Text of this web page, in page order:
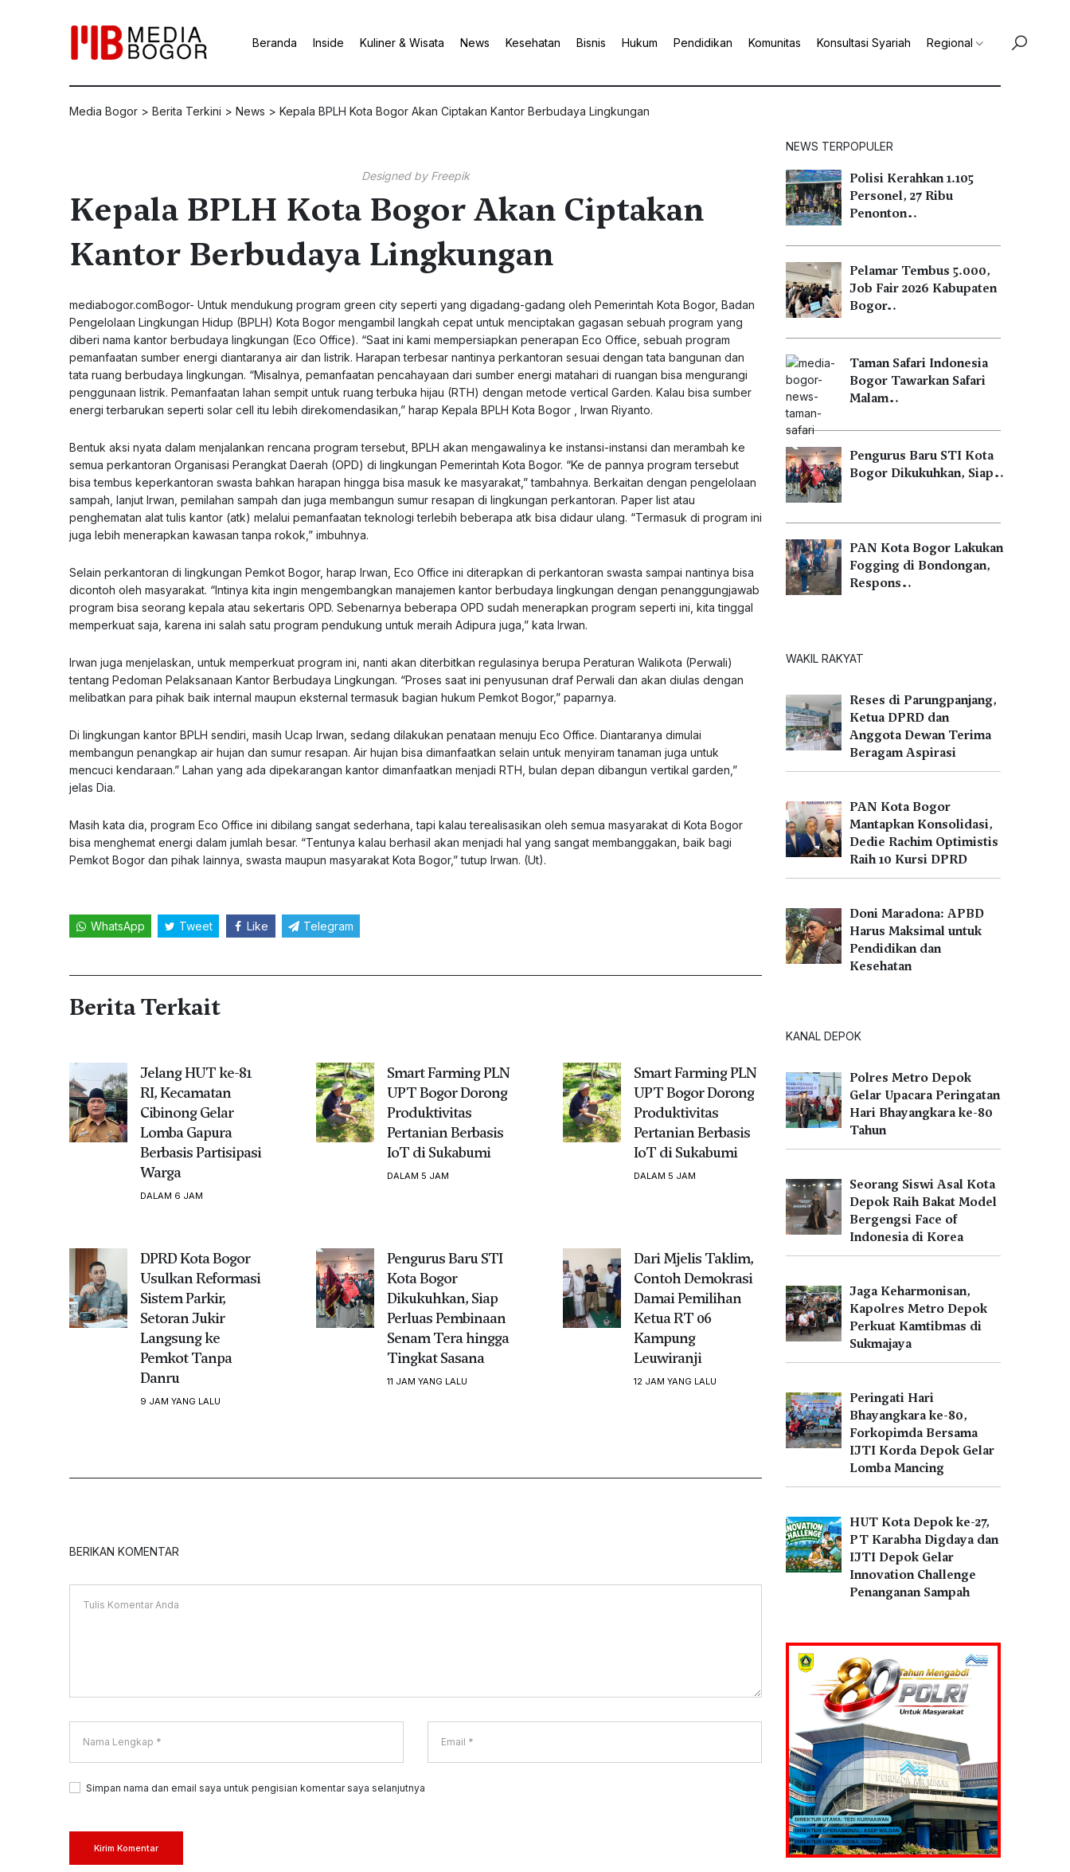
Beranda Inside Kuliner & Wisata News Kesehatan Bisnis Hukum Pendidikan Komunitas Konsultasi Syariah Regional
Media Bogor > Berita Terkini > News > Kepala BPLH Kota Bogor Akan Ciptakan Kantor Berbudaya Lingkungan
Designed by Freepik
Kepala BPLH Kota Bogor Akan Ciptakan
Kantor Berbudaya Lingkungan
mediabogor.comBogor- Untuk mendukung program green city seperti yang digadang-gadang oleh Pemerintah Kota Bogor, Badan
Pengelolaan Lingkungan Hidup (BPLH) Kota Bogor mengambil langkah cepat untuk menciptakan gagasan sebuah program yang
diberi nama kantor berbudaya lingkungan (Eco Office). “Saat ini kami mempersiapkan penerapan Eco Office, sebuah program
pemanfaatan sumber energi diantaranya air dan listrik. Harapan terbesar nantinya perkantoran sesuai dengan tata bangunan dan
tata ruang berbudaya lingkungan. “Misalnya, pemanfaatan pencahayaan dari sumber energi matahari di ruangan bisa mengurangi
penggunaan listrik. Pemanfaatan lahan sempit untuk ruang terbuka hijau (RTH) dengan metode vertical Garden. Kalau bisa sumber
energi terbarukan seperti solar cell itu lebih direkomendasikan,” harap Kepala BPLH Kota Bogor , Irwan Riyanto.
Bentuk aksi nyata dalam menjalankan rencana program tersebut, BPLH akan mengawalinya ke instansi-instansi dan merambah ke
semua perkantoran Organisasi Perangkat Daerah (OPD) di lingkungan Pemerintah Kota Bogor. “Ke de pannya program tersebut
bisa tembus keperkantoran swasta bahkan harapan hingga bisa masuk ke masyarakat,” tambahnya. Berkaitan dengan pengelolaan
sampah, lanjut Irwan, pemilahan sampah dan juga membangun sumur resapan di lingkungan perkantoran. Paper list atau
penghematan alat tulis kantor (atk) melalui pemanfaatan teknologi terlebih beberapa atk bisa didaur ulang. “Termasuk di program ini
juga lebih menerapkan kawasan tanpa rokok,” imbuhnya.
Selain perkantoran di lingkungan Pemkot Bogor, harap Irwan, Eco Office ini diterapkan di perkantoran swasta sampai nantinya bisa
dicontoh oleh masyarakat. “Intinya kita ingin mengembangkan manajemen kantor berbudaya lingkungan dengan penanggungjawab
program bisa seorang kepala atau sekertaris OPD. Sebenarnya beberapa OPD sudah menerapkan program seperti ini, kita tinggal
memperkuat saja, karena ini salah satu program pendukung untuk meraih Adipura juga,” kata Irwan.
Irwan juga menjelaskan, untuk memperkuat program ini, nanti akan diterbitkan regulasinya berupa Peraturan Walikota (Perwali)
tentang Pedoman Pelaksanaan Kantor Berbudaya Lingkungan. “Proses saat ini penyusunan draf Perwali dan akan diulas dengan
melibatkan para pihak baik internal maupun eksternal termasuk bagian hukum Pemkot Bogor,” paparnya.
Di lingkungan kantor BPLH sendiri, masih Ucap Irwan, sedang dilakukan penataan menuju Eco Office. Diantaranya dimulai
membangun penangkap air hujan dan sumur resapan. Air hujan bisa dimanfaatkan selain untuk menyiram tanaman juga untuk
mencuci kendaraan.” Lahan yang ada dipekarangan kantor dimanfaatkan menjadi RTH, bulan depan dibangun vertikal garden,”
jelas Dia.
Masih kata dia, program Eco Office ini dibilang sangat sederhana, tapi kalau terealisasikan oleh semua masyarakat di Kota Bogor
bisa menghemat energi dalam jumlah besar. “Tentunya kalau berhasil akan menjadi hal yang sangat membanggakan, baik bagi
Pemkot Bogor dan pihak lainnya, swasta maupun masyarakat Kota Bogor,” tutup Irwan. (Ut).
WhatsApp Tweet Like Telegram
Berita Terkait
Jelang HUT ke-81
RI, Kecamatan
Cibinong Gelar
Lomba Gapura
Berbasis Partisipasi
Warga
DALAM 6 JAM
Smart Farming PLN
UPT Bogor Dorong
Produktivitas
Pertanian Berbasis
IoT di Sukabumi
DALAM 5 JAM
Smart Farming PLN
UPT Bogor Dorong
Produktivitas
Pertanian Berbasis
IoT di Sukabumi
DALAM 5 JAM
DPRD Kota Bogor
Usulkan Reformasi
Sistem Parkir,
Setoran Jukir
Langsung ke
Pemkot Tanpa
Danru
9 JAM YANG LALU
Pengurus Baru STI
Kota Bogor
Dikukuhkan, Siap
Perluas Pembinaan
Senam Tera hingga
Tingkat Sasana
11 JAM YANG LALU
Dari Mjelis Taklim,
Contoh Demokrasi
Damai Pemilihan
Ketua RT 06
Kampung
Leuwiranji
12 JAM YANG LALU
BERIKAN KOMENTAR
Simpan nama dan email saya untuk pengisian komentar saya selanjutnya
Kirim Komentar
NEWS TERPOPULER
Polisi Kerahkan 1.105
Personel, 27 Ribu
Penonton…
Pelamar Tembus 5.000,
Job Fair 2026 Kabupaten
Bogor…
Taman Safari Indonesia
Bogor Tawarkan Safari
Malam…
Pengurus Baru STI Kota
Bogor Dikukuhkan, Siap…
PAN Kota Bogor Lakukan
Fogging di Bondongan,
Respons…
WAKIL RAKYAT
Reses di Parungpanjang,
Ketua DPRD dan
Anggota Dewan Terima
Beragam Aspirasi
PAN Kota Bogor
Mantapkan Konsolidasi,
Dedie Rachim Optimistis
Raih 10 Kursi DPRD
Doni Maradona: APBD
Harus Maksimal untuk
Pendidikan dan
Kesehatan
KANAL DEPOK
Polres Metro Depok
Gelar Upacara Peringatan
Hari Bhayangkara ke-80
Tahun
Seorang Siswi Asal Kota
Depok Raih Bakat Model
Bergengsi Face of
Indonesia di Korea
Jaga Keharmonisan,
Kapolres Metro Depok
Perkuat Kamtibmas di
Sukmajaya
Peringati Hari
Bhayangkara ke-80,
Forkopimda Bersama
IJTI Korda Depok Gelar
Lomba Mancing
HUT Kota Depok ke-27,
PT Karabha Digdaya dan
IJTI Depok Gelar
Innovation Challenge
Penanganan Sampah